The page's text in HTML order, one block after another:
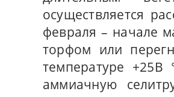
осуществляется
февраля – начале
торфом или
температуре +25В
аммиачную